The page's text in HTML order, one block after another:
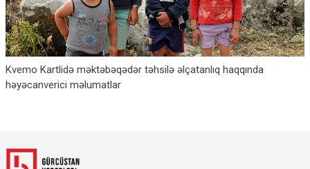
Kvemo Kartlidə məktəbəqədər təhsilə əlçatanlıq haqqında
həyəcanverici məlumatlar